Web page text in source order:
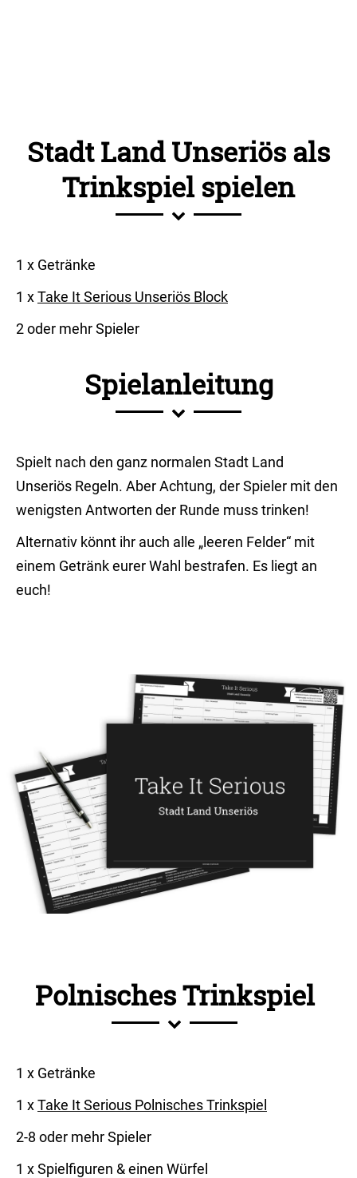
Stadt Land Unseriös als
Trinkspiel spielen
1 x Getränke
1 xTake It Serious Unseriös Block
2 oder mehr Spieler
Spielanleitung
Spielt nach den ganz normalen Stadt Land
Unseriös Regeln. Aber Achtung, der Spieler mit den
wenigsten Antworten der Runde muss trinken!
Alternativ könnt ihr auch alle „leeren Felder“ mit
einem Getränk eurer Wahl bestrafen. Es liegt an
euch!
Polnisches Trinkspiel
1 x Getränke
1 xTake It Serious Polnisches Trinkspiel
2-8 oder mehr Spieler
1 x Spielfiguren & einen Würfel